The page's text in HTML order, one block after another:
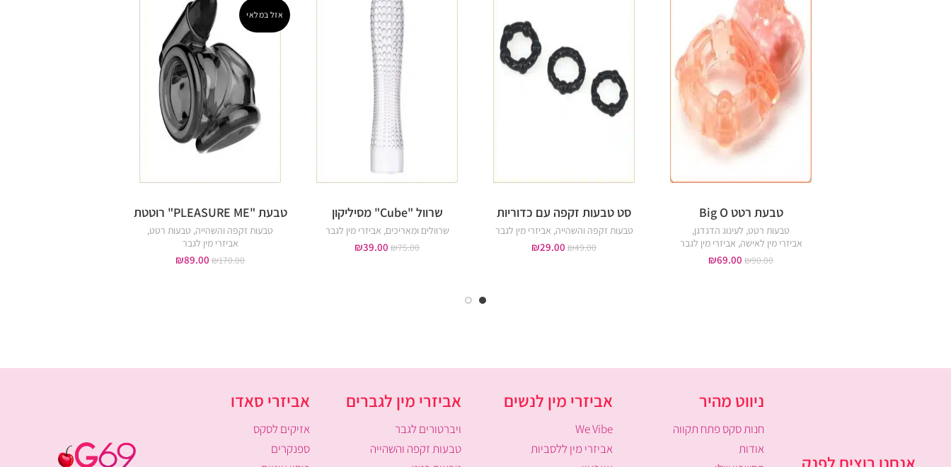
טבעת רטט Big O
טבעות רטט, לעינוג הדגדגן,
אביזרי מין לאישה, אביזרי מין לגבר
₪90.00
₪69.00
סט טבעות זקפה עם כדוריות
טבעות זקפה והשהייה, אביזרי מין לגבר
₪49.00
₪29.00
שרוול "Cube" מסיליקון
שרוולים ומאריכים, אביזרי מין לגבר
₪75.00
₪39.00
אזל במלאי
טבעת "PLEASURE ME" רוטטת
טבעות זקפה והשהייה, טבעות רטט,
אביזרי מין לגבר
₪170.00
₪89.00
אנחנו רוצים לפנק
ניווט מהיר
חנות סקס פתח תקווה
אודות
אביזרי מין לנשים
We Vibe
אביזרי מין ללסביות
אביזרי מין לגברים
ויברטורים לגבר
טבעות זקפה והשהייה
אביזרי סאדו
אזיקים לסקס
ספנקרים